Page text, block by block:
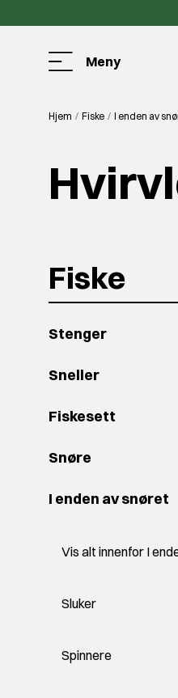
Meny
Hjem Fiske I enden av
Fiske
Stenger
Sneller
Fiskesett
Snøre
I enden av snøret
Vis alt innenfor I
Sluker
Spinnere